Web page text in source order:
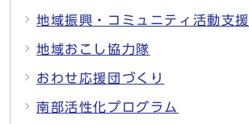
地域振興・コミュニティ活動支援
地域おこし協力隊
おわせ応援団づくり
南部活性化プログラム